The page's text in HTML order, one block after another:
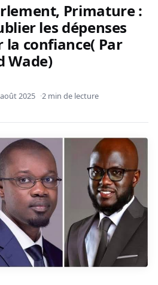
Primature :
les dépenses
confiance( Par
Wade)
2025 2 min de lecture